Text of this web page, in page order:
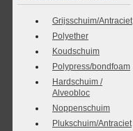
Grijsschuim/Antraciet
Polyether
Koudschuim
Polypress/bondfoam
Hardschuim /
Alveobloc
Noppenschuim
Plukschuim/Antraciet